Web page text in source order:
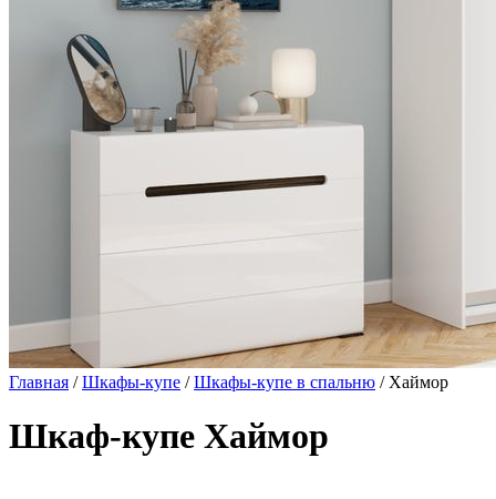
Главная /Шкафы-купе /Шкафы-купе в спальню / Хаймор
Шкаф-купе Хаймор